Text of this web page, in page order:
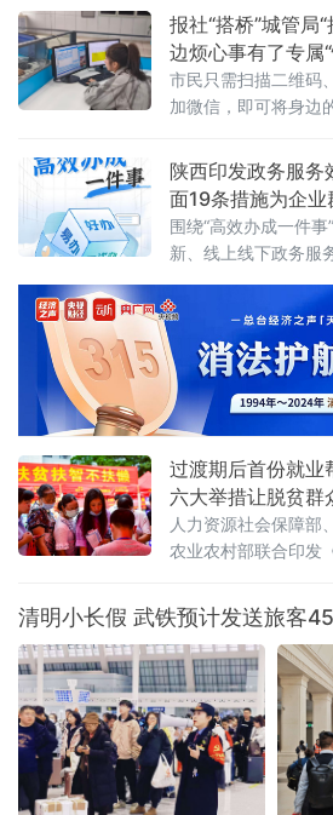
老年人探访关爱服务工作机制全面建立，
展，服务可持续性明显增强。这是我国首
老服务发展作出系统性、总体性部署。与
我国60岁以
报社“搭桥”城管局
边烦心事有了专属
市民只需扫描二维码
加微信，即可将身边
陕西印发政务服务
面19条措施为企业
围绕“高效办成一件事
新、线上线下政务服
定清晰“路线图”。《
分批次完成600个高
理，2027年完成全
理；2026年内实现学
过渡期后首份就业
六大举措让脱贫群
人力资源社会保障部
农业农村部联合印发
意见》（以下简称《
攻坚目标任务完成后
转入常态化精准帮扶
帮扶政策文件，
清明小长假 武铁预计发送旅客